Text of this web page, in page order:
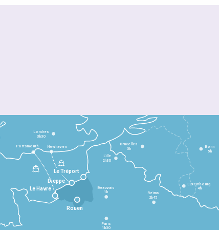
Le Havre
Dieppe
Le Tréport
Paris
1h30
Beauvais
1h Reims
2h45
Lille
2h30
Bruxelles
3h
Londres
3h30
Newhaven
Portsmouth Bonn
5h
Luxembourg
4h
Rouen